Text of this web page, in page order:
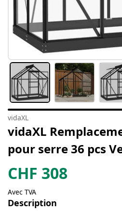
vidaXL
vidaXL
pour serre 36 pcs
CHF 308
Avec TVA
Description